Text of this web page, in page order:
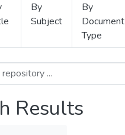
By
Subject
By
Document
Type
Results